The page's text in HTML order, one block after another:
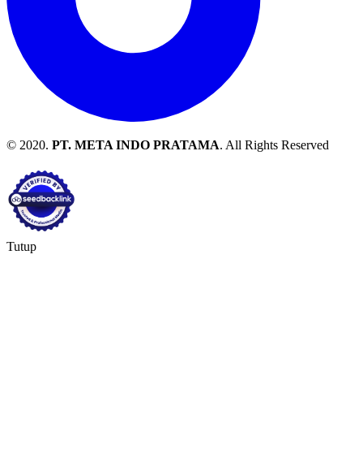
© 2020. PT. META INDO PRATAMA. All Rights Reserved
Tutup